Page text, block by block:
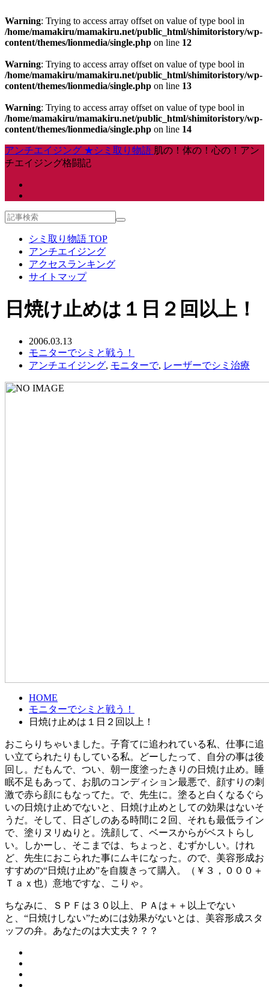
Warning: Trying to access array offset on value of type bool in
/home/mamakiru/mamakiru.net/public_html/shimitoristory/wp-
content/themes/lionmedia/single.php on line 12
Warning: Trying to access array offset on value of type bool in
/home/mamakiru/mamakiru.net/public_html/shimitoristory/wp-
content/themes/lionmedia/single.php on line 13
Warning: Trying to access array offset on value of type bool in
/home/mamakiru/mamakiru.net/public_html/shimitoristory/wp-
content/themes/lionmedia/single.php on line 14
アンチエイジング ★シミ取り物語 肌の！体の！心の！アン
チエイジング格闘記
シミ取り物語 TOP
アンチエイジング
アクセスランキング
サイトマップ
日焼け止めは１日２回以上！
2006.03.13
モニターでシミと戦う！
アンチエイジング, モニターで, レーザーでシミ治療
HOME
モニターでシミと戦う！
日焼け止めは１日２回以上！
おこらりちゃいました。子育てに追われている私、仕事に追
い立てられたりもしている私。どーしたって、自分の事は後
回し。だもんで、つい、朝一度塗ったきりの日焼け止め。睡
眠不足もあって、お肌のコンディション最悪で、顔すりの刺
激で赤ら顔にもなってた。で、先生に。塗ると白くなるぐら
いの日焼け止めでないと、日焼け止めとしての効果はないそ
うだ。そして、日ざしのある時間に２回、それも最低ライン
で、塗りヌリぬりと。洗顔して、ベースからがベストらし
い。しかーし、そこまでは、ちょっと、むずかしい。けれ
ど、先生におこられた事にムキになった。ので、美容形成お
すすめの“日焼け止め”を自腹きって購入。（￥３，０００＋
Ｔａｘ也）意地ですな、こりゃ。
ちなみに、ＳＰＦは３０以上、ＰＡは＋＋以上でない
と、“日焼けしない”ためには効果がないとは、美容形成スタ
ッフの弁。あなたのは大丈夫？？？